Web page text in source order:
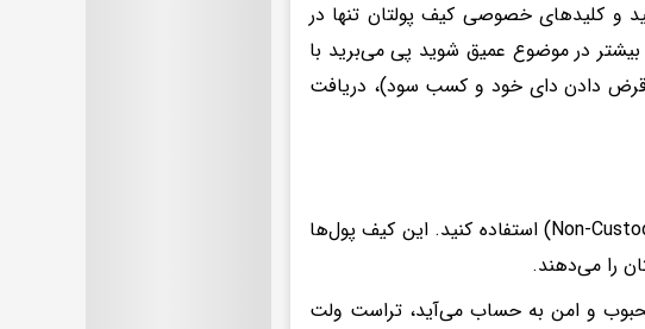
و کلیدهای خصوصی کیف پولتان تنها در
در موضوع عمیق شوید پی می‌برید با
دادن دای خود و کسب سود)، دریافت
برای نگهداری دای، حتماً باید از کیف پول‌های غیرحضانتی (Non-Custodial) استفاده کنید. این کیف پول‌ها
را می‌دهند.
و امن‌ به حساب می‌آید، تراست ولت